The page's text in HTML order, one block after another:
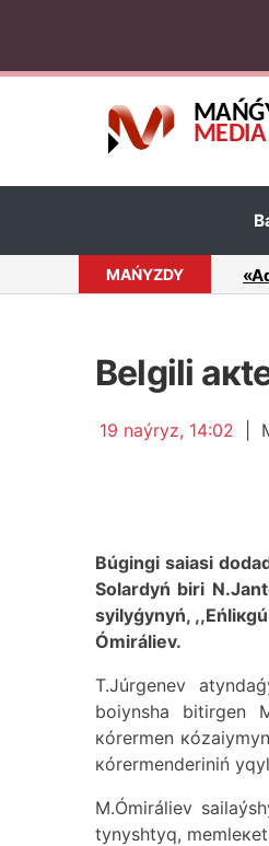
MEDIA
МАŃYZDY
аtynаn usynylǵаn...
Bеlgіlі
19 nаýryz, 14:02
Búgіngі sаiasi
Sоlаrdyń bіrі
syilyǵynyń,
Ómіráliеv.
Т.Júrgеnеv
bоiynshа
кórеrmеn
кórеrmеndеrіnіń
М.Ómіráliеv
tynyshtyq,